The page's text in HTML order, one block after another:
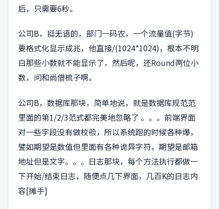
后，只需要6秒。
公司B，挺无语的，部门一码农，一个流量值(字节)
要格式化显示成兆，他直接/(1024*1024)，根本不明
白那些小数就不能显示了，然后呢，还Round两位小
数，问和尚借梳子啊。
公司B，数据库那块，简单地说，就是数据库规范范
里面的第1/2/3范式都完美地忽略了 。。。前端界面
对一些字段没有做校验，所以系统跑的时候各种爆，
譬如期望是数值但里面有各种诡异字符，期望是邮箱
地址但是文字。。。日志那块，每个方法执行都做一
下开始/结束日志，随便点几下界面，几百K的日志内
容[摊手]